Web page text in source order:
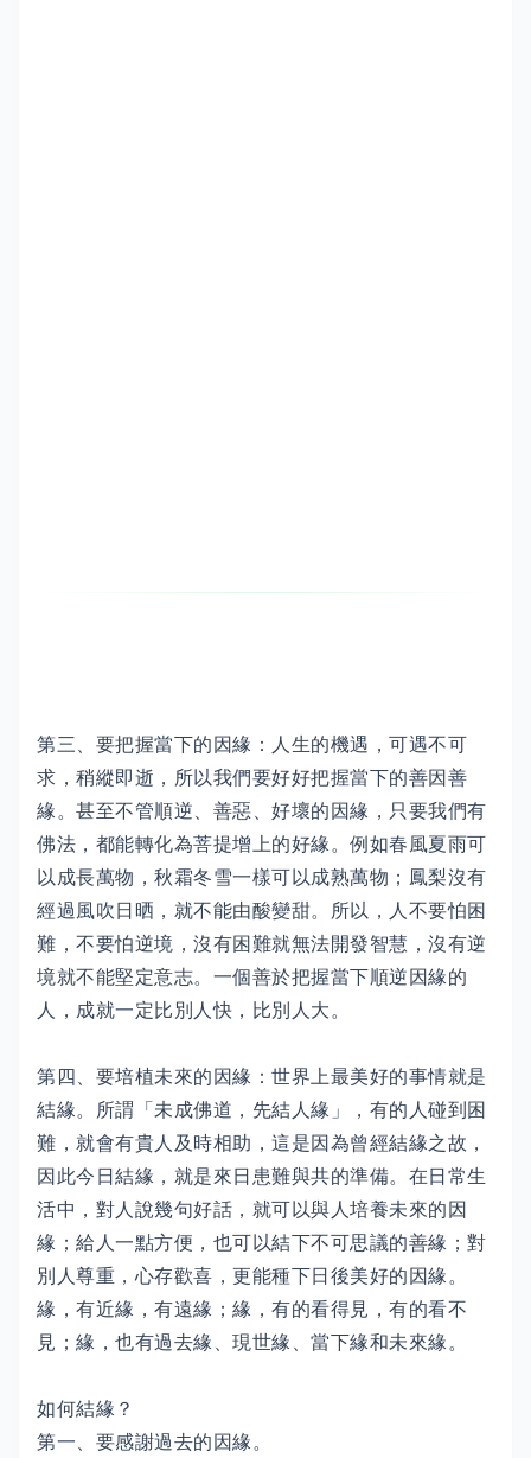
第三、要把握當下的因緣：人生的機遇，可遇不可
求，稍縱即逝，所以我們要好好把握當下的善因善
緣。甚至不管順逆、善惡、好壞的因緣，只要我們有
佛法，都能轉化為菩提增上的好緣。例如春風夏雨可
以成長萬物，秋霜冬雪一樣可以成熟萬物；鳳梨沒有
經過風吹日晒，就不能由酸變甜。所以，人不要怕困
難，不要怕逆境，沒有困難就無法開發智慧，沒有逆
境就不能堅定意志。一個善於把握當下順逆因緣的
人，成就一定比別人快，比別人大。
第四、要培植未來的因緣：世界上最美好的事情就是
結緣。所謂「未成佛道，先結人緣」，有的人碰到困
難，就會有貴人及時相助，這是因為曾經結緣之故，
因此今日結緣，就是來日患難與共的準備。在日常生
活中，對人說幾句好話，就可以與人培養未來的因
緣；給人一點方便，也可以結下不可思議的善緣；對
別人尊重，心存歡喜，更能種下日後美好的因緣。
緣，有近緣，有遠緣；緣，有的看得見，有的看不
見；緣，也有過去緣、現世緣、當下緣和未來緣。
如何結緣？
第一、要感謝過去的因緣。